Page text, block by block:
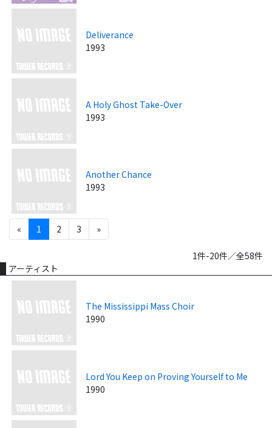
Deliverance
1993
A Holy Ghost Take-Over
1993
Another Chance
1993
« 1 2 3 »
1件-20件／全58件
アーティスト
The Mississippi Mass Choir
1990
Lord You Keep on Proving Yourself to Me
1990